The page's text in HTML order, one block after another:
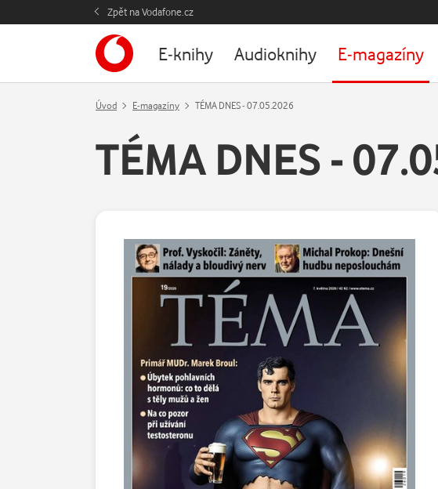
Zpět na Vodafone.cz
E-knihy Audioknihy E-magazíny
Úvod E-magazíny TÉMA DNES - 07.05.2026
TÉMA DNES -